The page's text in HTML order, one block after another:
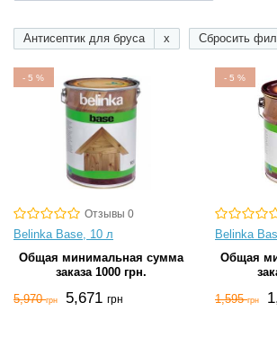
Антисептик для бруса x Сбросить
-5%
Отзывы 0
Belinka Base, 10 л
Общая минимальная сумма
заказа 1000 грн.
5,970грн 5,671 грн
-5%
Belinka
Общая
1,595грн